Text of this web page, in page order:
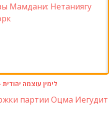
Мамдани: Нетаниягу
За Оцма Йегудит - לימין עוצמה יהודית
партии Оцма Иегудит